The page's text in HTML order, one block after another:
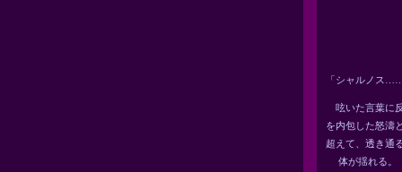
「シャルノス
呟いた言葉に
を内包した怒濤
超えて、透き通
体が揺れる。